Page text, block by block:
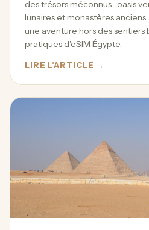
des trésors méconnus : oasis
lunaires et monastères
une aventure hors des sentiers
pratiques d'eSIM Égypte.
LIRE L'ARTICLE →